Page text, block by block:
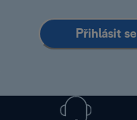
Přihlásit